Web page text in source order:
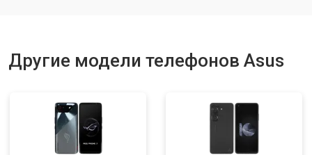
Другие модели телефонов Asus